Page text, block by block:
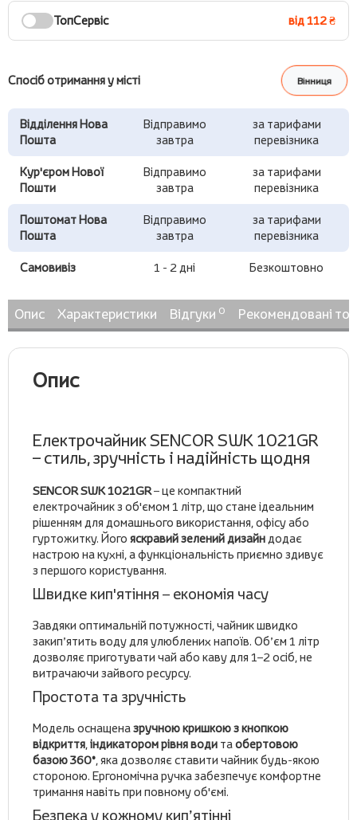
ТопСервіс від 112 ₴
Спосіб отримання у місті Вінниця
Відділення Нова
Пошта
Відправимо
завтра
за тарифами
перевізника
Кур'єром Нової
Пошти
Відправимо
завтра
за тарифами
перевізника
Поштомат Нова
Пошта
Відправимо
завтра
за тарифами
перевізника
Самовивіз 1 - 2 дні Безкоштовно
Опис Характеристики Відгуки 0 Рекомендовані
Опис
Електрочайник SENCOR SWK 1021GR
– стиль, зручність і надійність щодня
SENCOR SWK 1021GR– це компактний
електрочайник з об'ємом 1 літр, що стане ідеальним
рішенням для домашнього використання, офісу або
гуртожитку. Його яскравий зелений дизайндодає
настрою на кухні, а функціональність приємно здивує
з першого користування.
Швидке кип'ятіння – економія часу
Завдяки оптимальній потужності, чайник швидко
закип’ятить воду для улюблених напоїв. Об’єм 1 літр
дозволяє приготувати чай або каву для 1–2 осіб, не
витрачаючи зайвого ресурсу.
Простота та зручність
Модель оснащеназручною кришкою з кнопкою
відкриття,індикатором рівня води таобертовою
базою 360°, яка дозволяє ставити чайник будь-якою
стороною. Ергономічна ручка забезпечує комфортне
тримання навіть при повному об'ємі.
Безпека у кожному кип’ятінні